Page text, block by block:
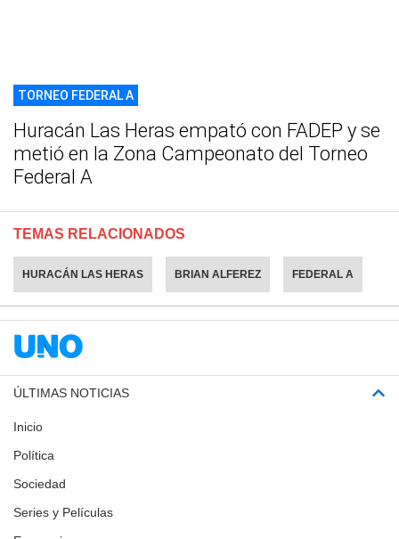
TORNEO FEDERAL A
Huracán Las Heras empató con FADEP y se
metió en la Zona Campeonato del Torneo
Federal A
TEMAS RELACIONADOS
HURACÁN LAS HERAS BRIAN ALFEREZ FEDERAL A
ÚLTIMAS NOTICIAS
Inicio
Política
Sociedad
Series y Películas